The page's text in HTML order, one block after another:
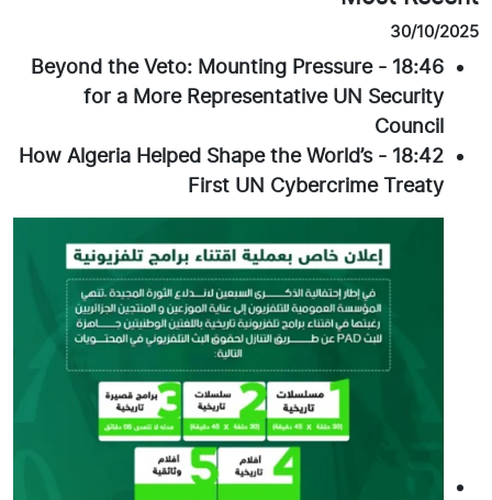
30/10/2025
18:46
-
Beyond the Veto: Mounting Pressure
for a More Representative UN Security
Council
18:42
-
How Algeria Helped Shape the World’s
First UN Cybercrime Treaty